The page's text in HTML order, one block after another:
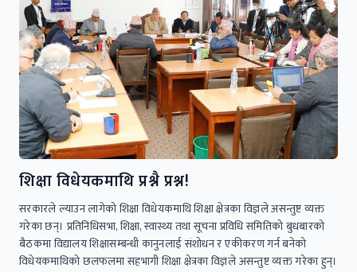
शिक्षा विधेयकमाथि प्रश्नै प्रश्न!
सरकारले ल्याउन लागेको शिक्षा विधेयकमाथि शिक्षा क्षेत्रका विज्ञले असन्तुष्ट व्यक्त
गरेका छन्। प्रतिनिधिसभा, शिक्षा, स्वास्थ्य तथा सूचना प्रविधि समितिको बुधबारको
बैठकमा विद्यालय शिक्षासम्बन्धी कानुनलाई संशोधन र एकीकरण गर्न बनेको
विधेयकमाथिको छलफलमा सहभागी शिक्षा क्षेत्रका विज्ञले असन्तुष्ट व्यक्त गरेका हुन्।